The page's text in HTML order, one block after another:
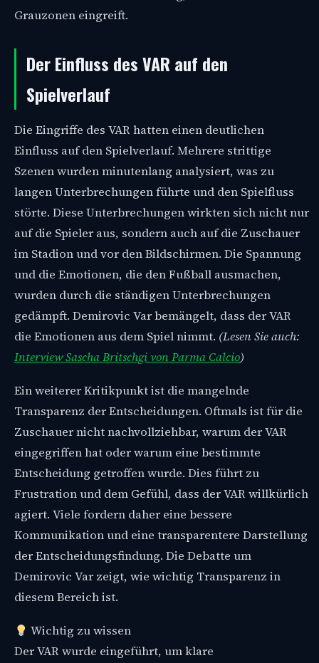
Grauzonen eingreift.
Der Einfluss des VAR auf den
Spielverlauf
Die Eingriffe des VAR hatten einen deutlichen
Einfluss auf den Spielverlauf. Mehrere strittige
Szenen wurden minutenlang analysiert, was zu
langen Unterbrechungen führte und den Spielfluss
störte. Diese Unterbrechungen wirkten sich nicht nur
auf die Spieler aus, sondern auch auf die Zuschauer
im Stadion und vor den Bildschirmen. Die Spannung
und die Emotionen, die den Fußball ausmachen,
wurden durch die ständigen Unterbrechungen
gedämpft. Demirovic Var bemängelt, dass der VAR
die Emotionen aus dem Spiel nimmt. (Lesen Sie auch:
Interview Sascha Britschgi von Parma Calcio)
Ein weiterer Kritikpunkt ist die mangelnde
Transparenz der Entscheidungen. Oftmals ist für die
Zuschauer nicht nachvollziehbar, warum der VAR
eingegriffen hat oder warum eine bestimmte
Entscheidung getroffen wurde. Dies führt zu
Frustration und dem Gefühl, dass der VAR willkürlich
agiert. Viele fordern daher eine bessere
Kommunikation und eine transparentere Darstellung
der Entscheidungsfindung. Die Debatte um
Demirovic Var zeigt, wie wichtig Transparenz in
diesem Bereich ist.
Wichtig zu wissen
Der VAR wurde eingeführt, um klare